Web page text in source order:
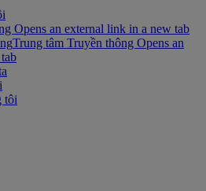
Opens an external link in a new tab
Trung tâm Truyền thông Opens an
tôi